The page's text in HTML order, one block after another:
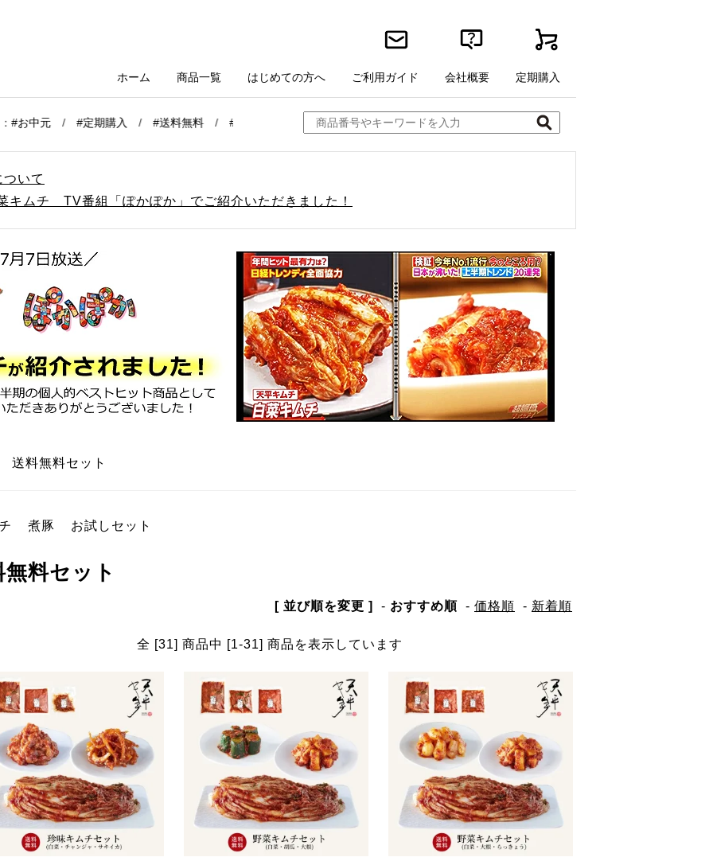
いて
ムチ TV番組「ぽかぽか」でご紹介いただきました！
送料無料セット
煮豚 お試しセット
無料セット
[ 並び順を変更 ] - おすすめ順 - 価格順 - 新着順
全 [31] 商品中 [1-31] 商品を表示しています